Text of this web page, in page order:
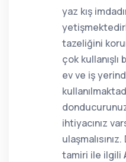
yaz kış
tazeliğini
çok
ev ve iş
ihtiyacınız
tamiri ile ilgili